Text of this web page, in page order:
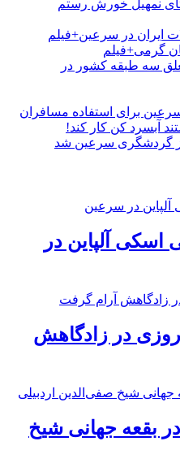
اسکی آلپاین در
در زادگاهش
بقعه جهانی شیخ